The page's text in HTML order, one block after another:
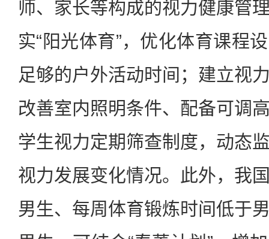
师、家长等构成的视力健康管
实“阳光体育”，优化体育课程
足够的户外活动时间；建立视
改善室内照明条件、配备可调
学生视力定期筛查制度，动态
视力发展变化情况。此外，我
男生、每周体育锻炼时间低于